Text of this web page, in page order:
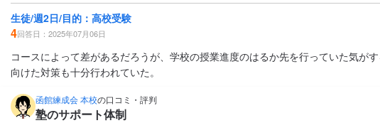
生徒/週2日/目的：高校受験
4回答日：2025年07月06日
コースによって差があるだろうが、学校の授業進度のはるか先を行っていた気
向けた対策も十分行われていた。
函館練成会 本校の口コミ・評判
塾のサポート体制